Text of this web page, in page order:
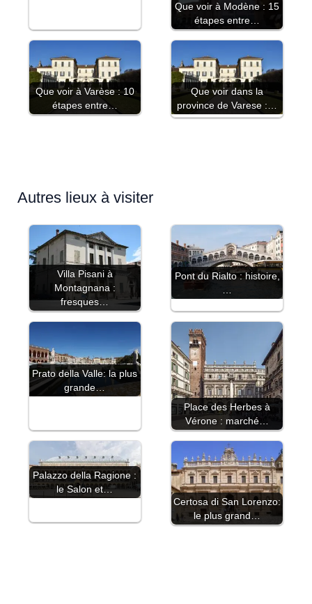
Que voir à Modène : 15
étapes entre…
Que voir à Varèse : 10
étapes entre…
Que voir dans la
province de Varese :…
Autres lieux à visiter
Villa Pisani à
Montagnana :
fresques…
Pont du Rialto : histoire,
…
Prato della Valle: la plus
grande…
Place des Herbes à
Vérone : marché…
Palazzo della Ragione :
le Salon et…
Certosa di San Lorenzo:
le plus grand…